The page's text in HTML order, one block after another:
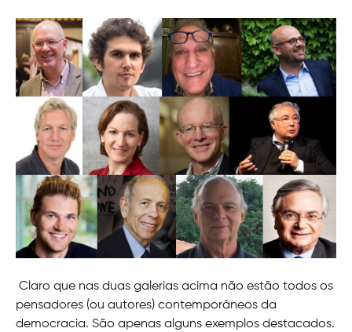
Claro que nas duas galerias acima não estão todos os
pensadores (ou autores) contemporâneos da
democracia. São apenas alguns exemplos destacados.